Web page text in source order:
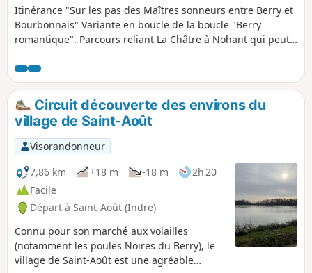
Itinérance "Sur les pas des Maîtres sonneurs entre Berry et
Bourbonnais" Variante en boucle de la boucle "Berry
romantique". Parcours reliant La Châtre à Nohant qui peut-
Sainte-Sévère - La Châtre ou La Motte Feuilly - La Châtre.
Circuit découverte des environs du
village de Saint-Août
Visorandonneur
7,86 km
+18 m -18 m
2h 20
Facile
Départ à Saint-Août (Indre)
Connu pour son marché aux volailles
(notamment les poules Noires du Berry), le
village de Saint-Août est une agréable